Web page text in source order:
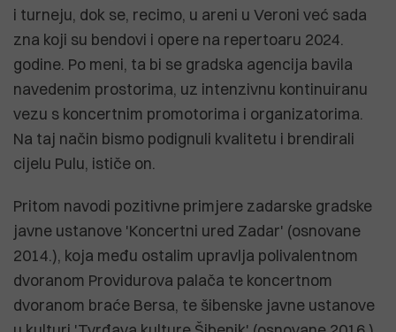
i turneju, dok se, recimo, u areni u Veroni već sada
zna koji su bendovi i opere na repertoaru 2024.
godine. Po meni, ta bi se gradska agencija bavila
navedenim prostorima, uz intenzivnu kontinuiranu
vezu s koncertnim promotorima i organizatorima.
Na taj način bismo podignuli kvalitetu i brendirali
cijelu Pulu, ističe on.
Pritom navodi pozitivne primjere zadarske gradske
javne ustanove 'Koncertni ured Zadar' (osnovane
2014.), koja među ostalim upravlja polivalentnom
dvoranom Providurova palača te koncertnom
dvoranom braće Bersa, te šibenske javne ustanove